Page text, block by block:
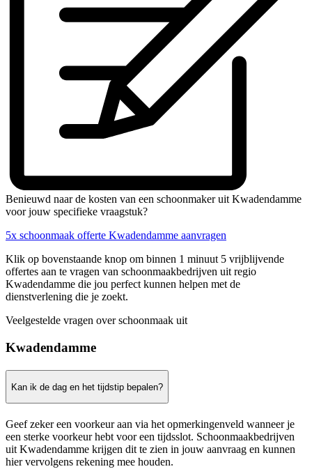
Benieuwd naar de kosten van een schoonmaker uit Kwadendamme
voor jouw specifieke vraagstuk?
5x schoonmaak offerte Kwadendamme aanvragen
Klik op bovenstaande knop om binnen 1 minuut 5 vrijblijvende
offertes aan te vragen van schoonmaakbedrijven uit regio
Kwadendamme die jou perfect kunnen helpen met de
dienstverlening die je zoekt.
Veelgestelde vragen over schoonmaak uit
Kwadendamme
Kan ik de dag en het tijdstip bepalen?
Geef zeker een voorkeur aan via het opmerkingenveld wanneer je
een sterke voorkeur hebt voor een tijdsslot. Schoonmaakbedrijven
uit Kwadendamme krijgen dit te zien in jouw aanvraag en kunnen
hier vervolgens rekening mee houden.